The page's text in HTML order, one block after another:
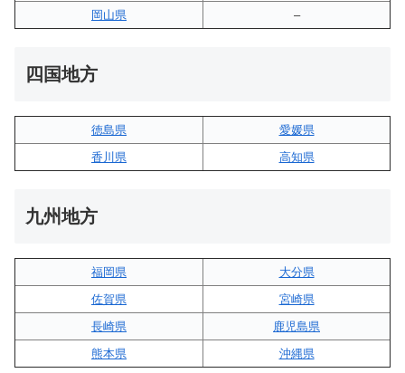
岡山県
–
四国地方
徳島県
愛媛県
香川県
高知県
九州地方
福岡県
大分県
佐賀県
宮崎県
長崎県
鹿児島県
熊本県
沖縄県